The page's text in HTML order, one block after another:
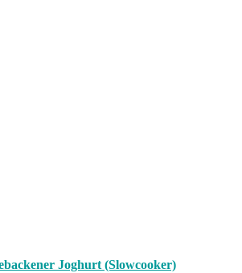
Joghurt (Slowcooker)